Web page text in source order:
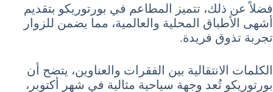
فضلاً عن ذلك، تتميز المطاعم في بورتوريكو بتقديم
أشهى الأطباق المحلية والعالمية، مما يضمن للزوار
تجربة تذوق فريدة.
الكلمات الانتقالية بين الفقرات والعناوين، يتضح أن
بورتوريكو تُعد وجهة سياحية مثالية في شهر أكتوبر،